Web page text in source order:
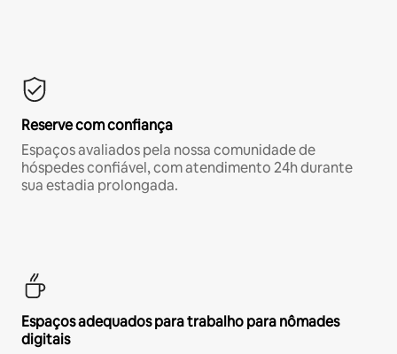
Reserve com confiança
Espaços avaliados pela nossa comunidade de
hóspedes confiável, com atendimento 24h durante
sua estadia prolongada.
Espaços adequados para trabalho para nômades
digitais